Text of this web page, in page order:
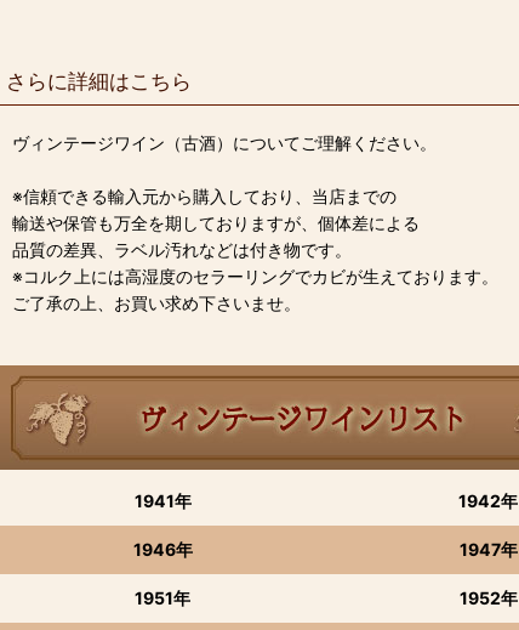
さらに詳細はこちら
ヴィンテージワイン（古酒）についてご理解ください。
※信頼できる輸入元から購入しており、当店までの
輸送や保管も万全を期しておりますが、個体差による
品質の差異、ラベル汚れなどは付き物です。
※コルク上には高湿度のセラーリングでカビが生えております。
ご了承の上、お買い求め下さいませ。
1941年 1942年
1946年 1947年
1951年 1952年